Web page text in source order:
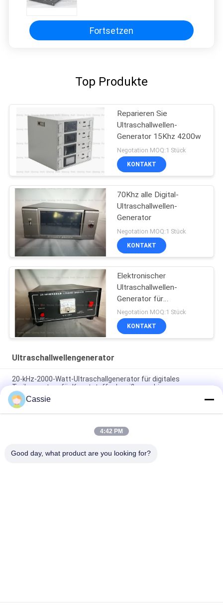
Fortsetzen
Top Produkte
Reparieren Sie
Ultraschallwellen-
Generator 15Khz 4200w
Negotation MOQ:1 Stück
KONTAKT
70Khz alle Digital-
Ultraschallwellen-
Generator
Negotation MOQ:1 Stück
KONTAKT
Elektronischer
Ultraschallwellen-
Generator für
schweißenden
Teebeutel
Negotation MOQ:1 Stück
KONTAKT
Ultraschallwellengenerator
20-kHz-2000-Watt-Ultraschallgenerator für digitales
Treibersystem für Kunststoffschweißmaschinen
Ansteuersystem Ultraschallhandstromversorgungs-Digital
für Schneider 40Khz
Selbstkonfigurierbarer Ultraschallfrequenzgenerator 28Khz
Cassie
4:42 PM
Good day, what product are you looking for?